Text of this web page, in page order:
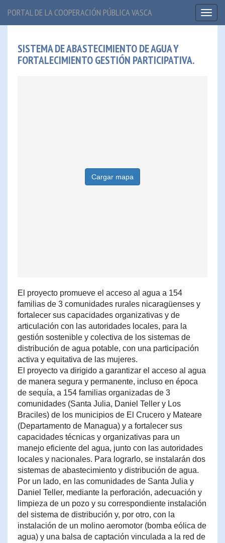
PORTAL DE LA COOPERACIÓN PÚBLICA VASCA
SISTEMA DE ABASTECIMIENTO DE AGUA Y
FORTALECIMIENTO GESTIÓN PARTICIPATIVA.
Cargar mapa
El proyecto promueve el acceso al agua a 154
familias de 3 comunidades rurales nicaragüenses y
fortalecer sus capacidades organizativas y de
articulación con las autoridades locales, para la
gestión sostenible y colectiva de los sistemas de
distribución de agua potable, con una participación
activa y equitativa de las mujeres.
El proyecto va dirigido a garantizar el acceso al agua
de manera segura y permanente, incluso en época
de sequía, a 154 familias organizadas de 3
comunidades (Santa Julia, Daniel Teller y Los
Braciles) de los municipios de El Crucero y Mateare
(Departamento de Managua) y a fortalecer sus
capacidades técnicas y organizativas para un
manejo eficiente del agua, junto con las autoridades
locales y nacionales. Para lograrlo, se instalarán dos
sistemas de abastecimiento y distribución de agua.
Por un lado, en las comunidades de Santa Julia y
Daniel Teller, mediante la perforación, adecuación y
limpieza de un pozo y su correspondiente instalación
del sistema de distribución y, por otro, con la
instalación de un molino aeromotor (bomba eólica de
agua) y una balsa de captación vinculada a la red de